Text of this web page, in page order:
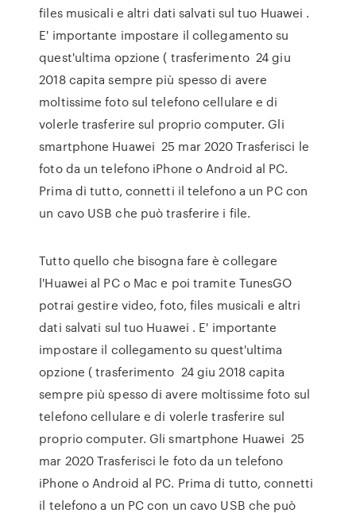
files musicali e altri dati salvati sul tuo Huawei .
E' importante impostare il collegamento su
quest'ultima opzione ( trasferimento 24 giu
2018 capita sempre più spesso di avere
moltissime foto sul telefono cellulare e di
volerle trasferire sul proprio computer. Gli
smartphone Huawei 25 mar 2020 Trasferisci le
foto da un telefono iPhone o Android al PC.
Prima di tutto, connetti il telefono a un PC con
un cavo USB che può trasferire i file.
Tutto quello che bisogna fare è collegare
l'Huawei al PC o Mac e poi tramite TunesGO
potrai gestire video, foto, files musicali e altri
dati salvati sul tuo Huawei . E' importante
impostare il collegamento su quest'ultima
opzione ( trasferimento 24 giu 2018 capita
sempre più spesso di avere moltissime foto sul
telefono cellulare e di volerle trasferire sul
proprio computer. Gli smartphone Huawei 25
mar 2020 Trasferisci le foto da un telefono
iPhone o Android al PC. Prima di tutto, connetti
il telefono a un PC con un cavo USB che può